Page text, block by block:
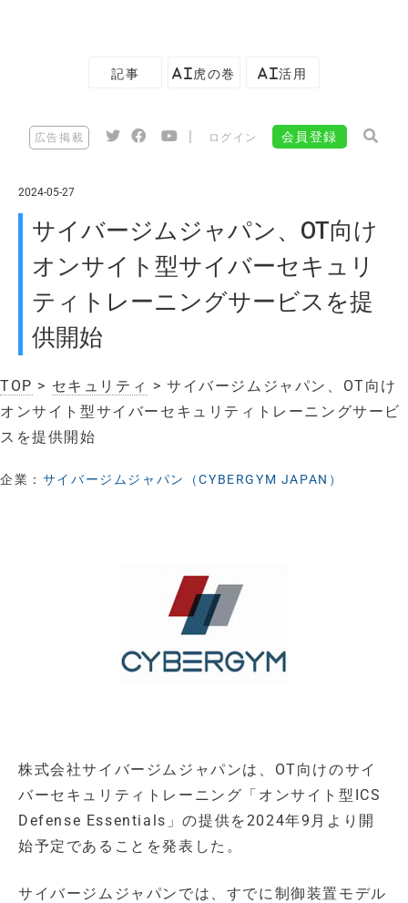
記事 AI虎の巻 AI活用
広告掲載 ログイン 会員登録
2024-05-27
サイバージムジャパン、OT向け
オンサイト型サイバーセキュリ
ティトレーニングサービスを提
供開始
TOP > セキュリティ > サイバージムジャパン、OT向け
オンサイト型サイバーセキュリティトレーニングサービ
スを提供開始
企業： サイバージムジャパン（CYBERGYM JAPAN）
株式会社サイバージムジャパンは、OT向けのサイ
バーセキュリティトレーニング「オンサイト型ICS
Defense Essentials」の提供を2024年9月より開
始予定であることを発表した。
サイバージムジャパンでは、すでに制御装置モデル